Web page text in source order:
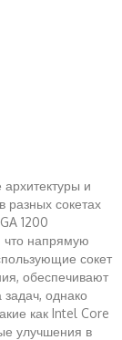
и
разных сокетах
1200
что напрямую
сокет
обеспечивают
однако
как Intel Core
улучшения в